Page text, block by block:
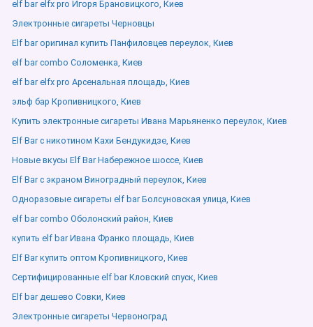
elf bar elfx pro Игоря Брановицкого, Киев
Электронные сигареты Черновцы
Elf bar оригинал купить Панфиловцев переулок, Киев
elf bar combo Соломенка, Киев
elf bar elfx pro Арсенальная площадь, Киев
эльф бар Кропивницкого, Киев
Купить электронные сигареты Ивана Марьяненко переулок, Киев
Elf Bar с никотином Кахи Бендукидзе, Киев
Новые вкусы Elf Bar Набережное шоссе, Киев
Elf Bar с экраном Виноградный переулок, Киев
Одноразовые сигареты elf bar Болсуновская улица, Киев
elf bar combo Оболонский район, Киев
купить elf bar Ивана Франко площадь, Киев
Elf Bar купить оптом Кропивницкого, Киев
Сертифицированные elf bar Кловский спуск, Киев
Elf bar дешево Совки, Киев
Электронные сигареты Червоноград